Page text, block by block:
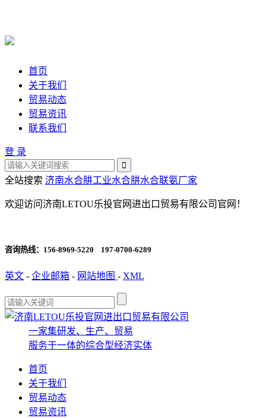
首页
关于我们
贸易动态
贸易资讯
联系我们
登 录
全站搜索 济南水合肼工业水合肼水合联氨厂家
欢迎访问济南LETOU乐投官网进出口贸易有限公司官网！
咨询热线： 156-8969-5220 197-0700-6289
英文 - 企业邮箱 - 网站地图 - XML
一家集研发、生产、贸易
服务于一体的综合型经济实体
首页
关于我们
贸易动态
贸易资讯